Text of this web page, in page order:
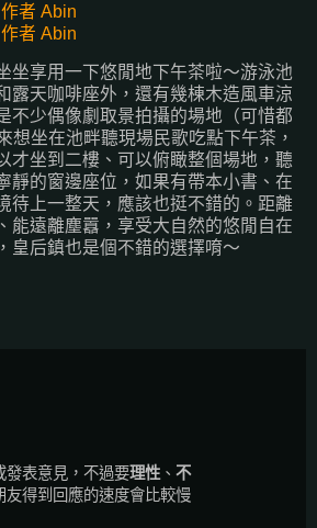
坐享用一下悠閒地下午茶啦～游泳池
露天咖啡座外，還有幾棟木造風車涼
不少偶像劇取景拍攝的場地（可惜都
想坐在池畔聽現場民歌吃點下午茶，
才坐到二樓、可以俯瞰整個場地，聽
靜的窗邊座位，如果有帶本小書、在
待上一整天，應該也挺不錯的。距離
能遠離塵囂，享受大自然的悠閒自在
皇后鎮也是個不錯的選擇唷～
發表意見，不過要理性、 不
友得到回應的速度會比較慢